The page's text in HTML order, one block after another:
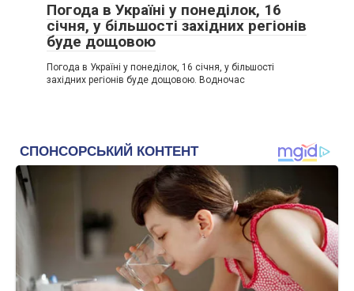
Погода в Україні у понеділок, 16
січня, у більшості західних регіонів
буде дощовою
Погода в Україні у понеділок, 16 січня, у більшості
західних регіонів буде дощовою. Водночас